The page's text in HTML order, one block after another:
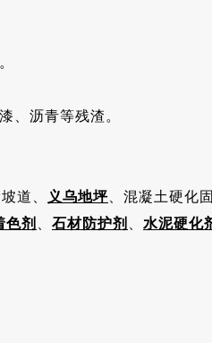
、沥青等残渣。
道、 义乌地坪 、混凝土硬化
色剂 石材防护剂 水泥硬化